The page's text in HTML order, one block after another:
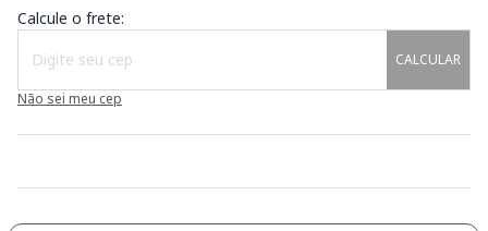
Calcule o frete:
CALCULAR
Não sei meu cep